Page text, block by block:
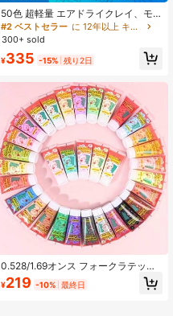
50色 超軽量 エアドライクレイ、モ
デリングクレイ、おもちゃの宇宙
泥、工具とチュートリアル付きDIYの
り物、クレイ、エアドライクレイ、
るクレイ、クレイグレーズ、パテ、
子供用スライム、子供向けDIY
#2 ベストセラー
に 12年以上 キッズクレイ
300+ sold
¥335 -15% 残り2日
0.528/1.69オンス フォークラテック
ス 1本入り、DIY ハンドメイド素材、
ビンテージ文房具ボックスセット、
¥219 -10% 最終日